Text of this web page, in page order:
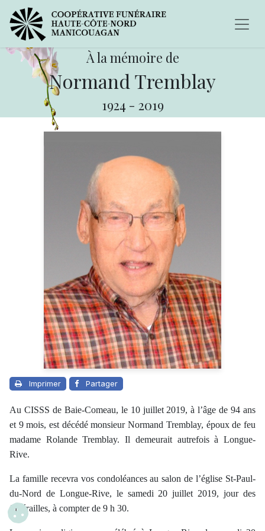
À la mémoire de
Normand Tremblay
1924 - 2019
Imprimer Partager
Au CISSS de Baie-Comeau, le 10 juillet 2019, à l’âge de 94 ans
et 9 mois, est décédé monsieur Normand Tremblay, époux de feu
madame Rolande Tremblay. Il demeurait autrefois à Longue-
Rive.
La famille recevra vos condoléances au salon de l’église St-Paul-
du-Nord de Longue-Rive, le samedi 20 juillet 2019, jour des
funérailles, à compter de 9 h 30.